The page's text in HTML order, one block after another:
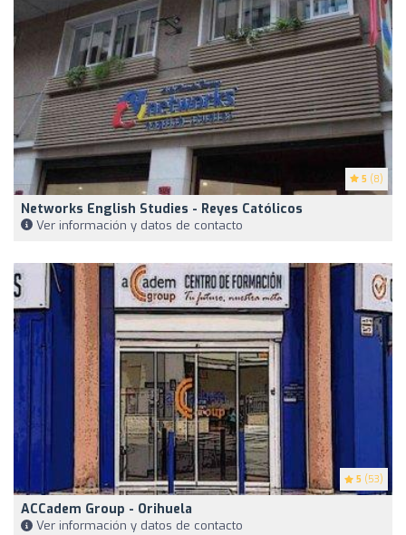
5 (8)
Networks English Studies - Reyes Católicos
Ver información y datos de contacto
5 (53)
ACCadem Group - Orihuela
Ver información y datos de contacto